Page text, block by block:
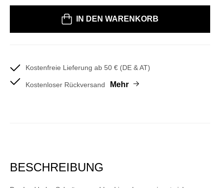
IN DEN WARENKORB
Kostenfreie Lieferung ab 50 € (DE & AT)
Kostenloser Rückversand Mehr
BESCHREIBUNG